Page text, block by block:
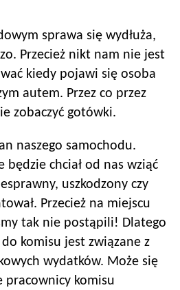
sprawa się wydłuża,
Przecież nikt nam nie jest
kiedy pojawi się osoba
autem. Przez co przez
zobaczyć gotówki.
naszego samochodu.
chciał od nas wziąć
uszkodzony czy
Przecież na miejscu
tak nie postąpili! Dlatego
komisu jest związane z
wydatków. Może się
pracownicy komisu